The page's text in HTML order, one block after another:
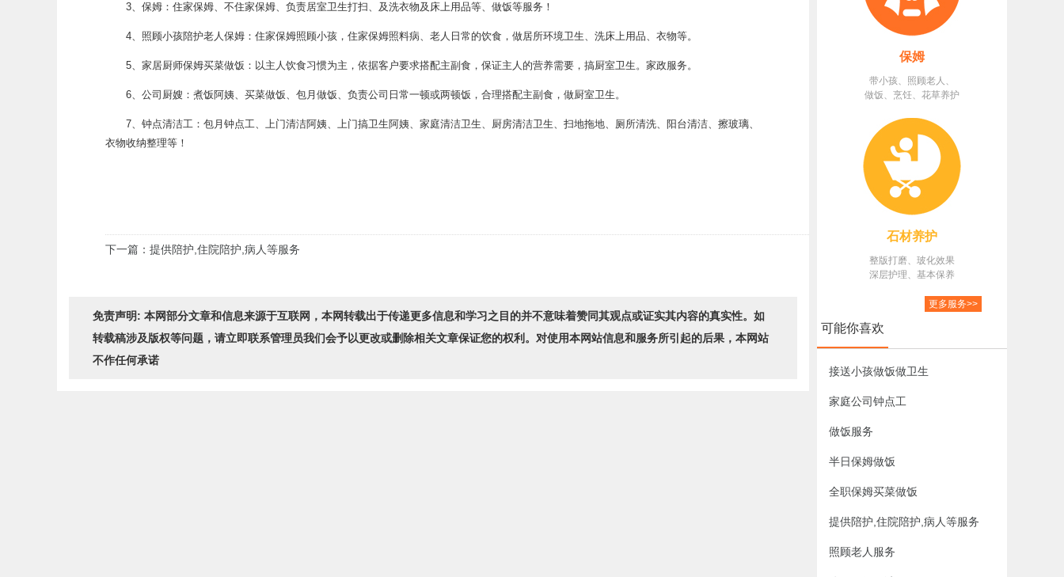
3、保姆：住家保姆、不住家保姆、负责居室卫生打扫、及洗衣物及床上用品等、做饭等服务！
4、照顾小孩陪护老人保姆：住家保姆照顾小孩，住家保姆照料病、老人日常的饮食，做居所环境卫生、洗床上用品、衣物等。
5、家居厨师保姆买菜做饭：以主人饮食习惯为主，依据客户要求搭配主副食，保证主人的营养需要，搞厨室卫生。家政服务。
6、公司厨嫂：煮饭阿姨、买菜做饭、包月做饭、负责公司日常一顿或两顿饭，合理搭配主副食，做厨室卫生。
7、钟点清洁工：包月钟点工、上门清洁阿姨、上门搞卫生阿姨、家庭清洁卫生、厨房清洁卫生、扫地拖地、厕所清洗、阳台清洁、擦玻璃、
衣物收纳整理等！
下一篇：提供陪护,住院陪护,病人等服务
免责声明: 本网部分文章和信息来源于互联网，本网转载出于传递更多信息和学习之目的并不意味着赞同其观点或证实其内容的真实性。如
转载稿涉及版权等问题，请立即联系管理员我们会予以更改或删除相关文章保证您的权利。对使用本网站信息和服务所引起的后果，本网站
不作任何承诺
保姆
带小孩、照顾老人、
做饭、烹饪、花草养护
石材养护
整版打磨、玻化效果
深层护理、基本保养
更多服务>>
可能你喜欢
接送小孩做饭做卫生
家庭公司钟点工
做饭服务
半日保姆做饭
全职保姆买菜做饭
提供陪护,住院陪护,病人等服务
照顾老人服务